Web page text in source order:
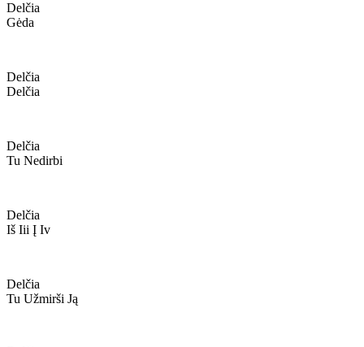
Delčia
Gėda
Delčia
Delčia
Delčia
Tu Nedirbi
Delčia
Iš Iii Į Iv
Delčia
Tu Užmirši Ją